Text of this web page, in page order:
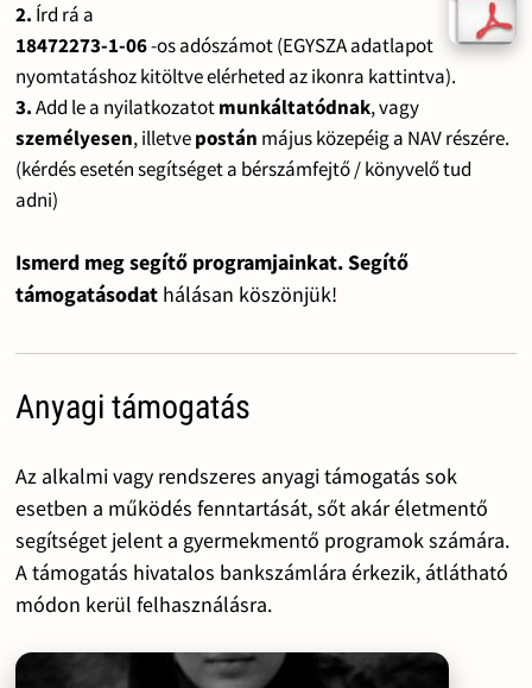
2. Írd rá a
18472273-1-06-os adószámot (EGYSZA adatlapot
nyomtatáshoz kitöltve elérheted az ikonra kattintva).
3.Add le a nyilatkozatotmunkáltatódnak, vagy
személyesen, illetvepostán május közepéig a NAV részére.
(kérdés esetén segítséget a bérszámfejtő / könyvelő tud
adni)
Ismerd meg segítő programjainkat. Segítő
támogatásodat hálásan köszönjük!
Anyagi támogatás
Az alkalmi vagy rendszeres anyagi támogatás sok
esetben a működés fenntartását, sőt akár életmentő
segítséget jelent a gyermekmentő programok számára.
A támogatás hivatalos bankszámlára érkezik, átlátható
módon kerül felhasználásra.